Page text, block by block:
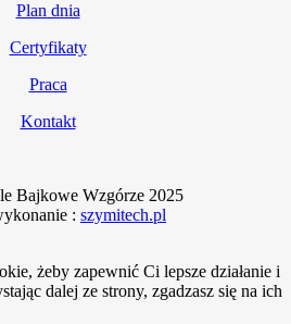
Plan dnia
Certyfikaty
Praca
Kontakt
Bajkowe Wzgórze 2025
: szymitech.pl
żeby zapewnić Ci lepsze działanie i
dalej ze strony, zgadzasz się na ich